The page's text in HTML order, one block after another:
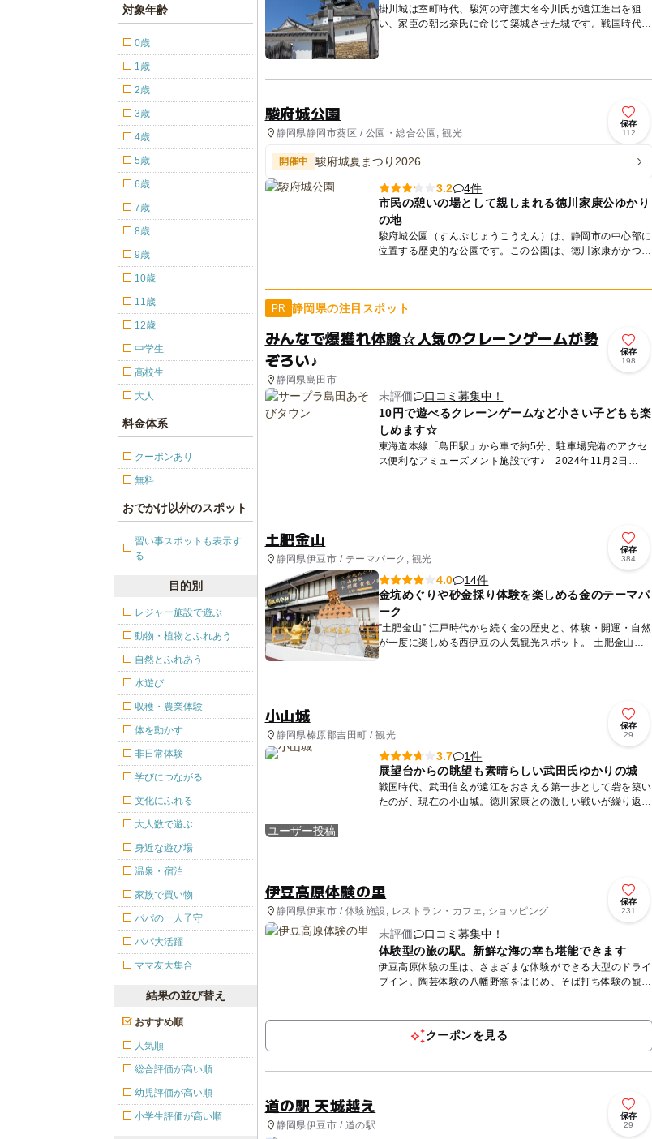
掛川城は室町時代、駿河の守護大名今川氏が遠江進出を狙
い、家臣の朝比奈氏に命じて築城させた城です。戦国時代に
は、山内一豊が城主として10年間在城。大河ドラマの舞台
としても有名で...
駿府城公園
静岡県静岡市葵区 / 公園・総合公園, 観光
保存
112
開催中 駿府城夏まつり2026
3.2
4件
市民の憩いの場として親しまれる徳川家康公ゆかり
の地
駿府城公園（すんぷじょうこうえん）は、静岡市の中心部に
位置する歴史的な公園です。この公園は、徳川家康がかつて
PR 静岡県の注目スポット
みんなで爆獲れ体験☆人気のクレーンゲームが勢
ぞろい♪
静岡県島田市
保存
198
未評価
口コミ募集中！
10円で遊べるクレーンゲームなど小さい子どもも楽
しめます☆
東海道本線「島田駅」から車で約5分、駐車場完備のアクセ
ス便利なアミューズメント施設です♪ 2024年11月2日
土肥金山
静岡県伊豆市 / テーマパーク, 観光
保存
384
4.0
14件
金坑めぐりや砂金採り体験を楽しめる金のテーマパ
ーク
”土肥金山” 江戸時代から続く金の歴史と、体験・開運・自然
が一度に楽しめる西伊豆の人気観光スポット。 土肥金山
は、江戸時代に佐渡金山と並ぶ日本有数の金山として栄えた
小山城
静岡県榛原郡吉田町 / 観光
保存
29
ユーザー投稿
3.7
1件
展望台からの眺望も素晴らしい武田氏ゆかりの城
戦国時代、武田信玄が遠江をおさえる第一歩として砦を築い
たのが、現在の小山城。徳川家康との激しい戦いが繰り返さ
伊豆高原体験の里
静岡県伊東市 / 体験施設, レストラン・カフェ, ショッピング
保存
231
未評価
口コミ募集中！
体験型の旅の駅。新鮮な海の幸も堪能できます
伊豆高原体験の里は、さまざまな体験ができる大型のドライ
ブイン。陶芸体験の八幡野窯をはじめ、そば打ち体験の観音
クーポンを見る
道の駅 天城越え
静岡県伊豆市 / 道の駅
保存
29
対象年齢
0歳
1歳
2歳
3歳
4歳
5歳
6歳
7歳
8歳
9歳
10歳
11歳
12歳
中学生
高校生
大人
料金体系
クーポンあり
無料
おでかけ以外のスポット
習い事スポットも表示す
る
目的別
レジャー施設で遊ぶ
動物・植物とふれあう
自然とふれあう
水遊び
収穫・農業体験
体を動かす
非日常体験
学びにつながる
文化にふれる
大人数で遊ぶ
身近な遊び場
温泉・宿泊
家族で買い物
パパの一人子守
パパ大活躍
ママ友大集合
結果の並び替え
おすすめ順
人気順
総合評価が高い順
幼児評価が高い順
小学生評価が高い順